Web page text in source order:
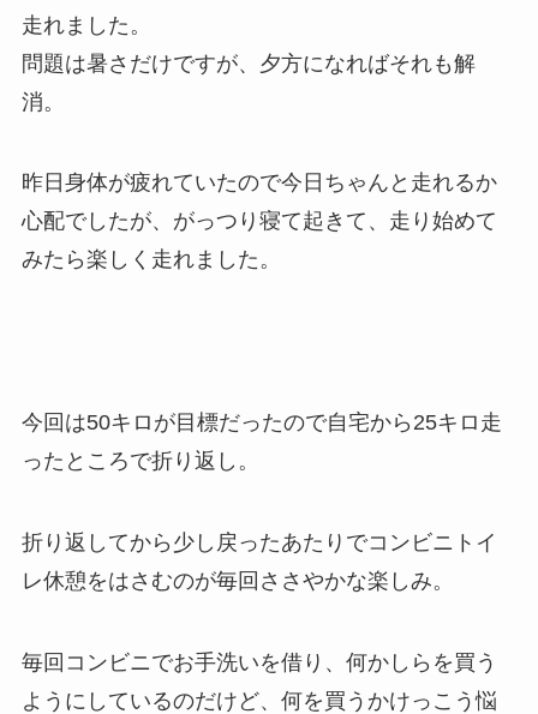
走れました。
問題は暑さだけですが、夕方になればそれも解
消。
昨日身体が疲れていたので今日ちゃんと走れるか
心配でしたが、がっつり寝て起きて、走り始めて
みたら楽しく走れました。
今回は50キロが目標だったので自宅から25キロ走
ったところで折り返し。
折り返してから少し戻ったあたりでコンビニトイ
レ休憩をはさむのが毎回ささやかな楽しみ。
毎回コンビニでお手洗いを借り、何かしらを買う
ようにしているのだけど、何を買うかけっこう悩